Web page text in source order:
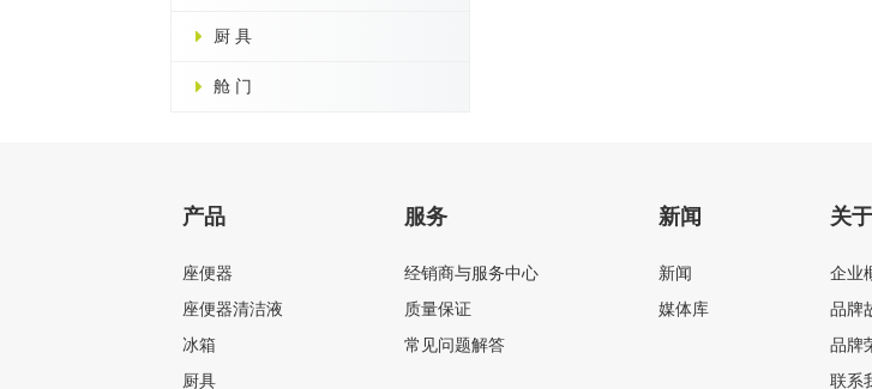
厨 具
舱 门
产品
座便器
座便器清洁液
冰箱
厨具
服务
经销商与服务中心
质量保证
常见问题解答
新闻
新闻
媒体库
关
企业
品牌
品牌
联系